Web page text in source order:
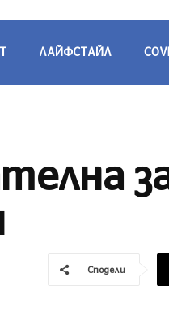
ЛАЙФСТАЙЛ
Сподели